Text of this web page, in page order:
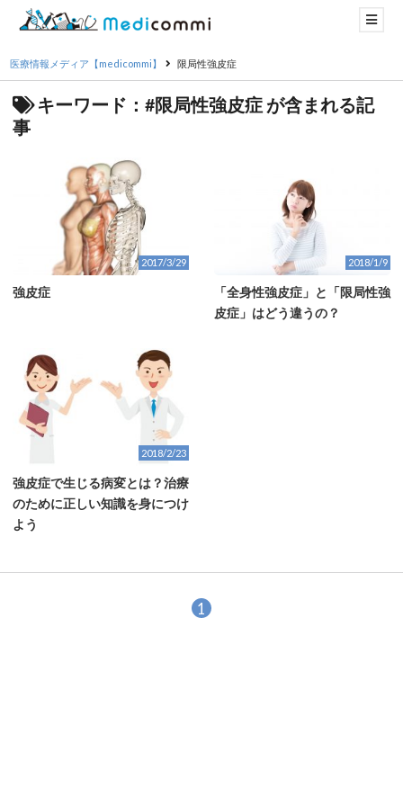
医療情報メディア【medicommi】 限局性強皮症
キーワード：#限局性強皮症 が含まれる記
事
2017/3/29
強皮症
2018/1/9
「全身性強皮症」と「限局性強
皮症」はどう違うの？
2018/2/23
強皮症で生じる病変とは？治療
のために正しい知識を身につけ
よう
1